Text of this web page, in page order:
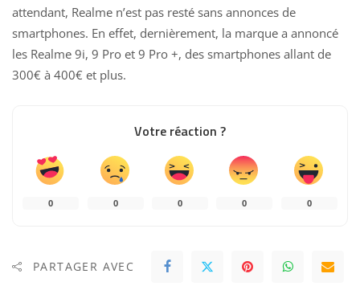
attendant, Realme n’est pas resté sans annonces de
smartphones. En effet, dernièrement, la marque a annoncé
les Realme 9i, 9 Pro et 9 Pro +, des smartphones allant de
300€ à 400€ et plus.
Votre réaction ?
0 0 0 0 0
PARTAGER AVEC